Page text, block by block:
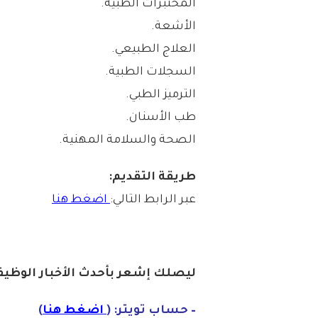
المختبرات الطبية.
الأشعة.
العلاج الطبيعي.
السجلات الطبية.
الترميز الطبي.
طب الأسنان.
الصحة والسلامة المهنية.
طريقة التقديم:
عبر الرابط التالي:اضغط هنا
ليصلك إشعربأحدث الأخبار الوظ
– حساب تويتر: (اضغط هنا)